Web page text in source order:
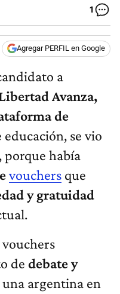
1
Agregar PERFIL en Google
a
Avanza,
de
se vio
porque había
vouchers que
y gratuidad
vouchers
de debate y
una argentina en